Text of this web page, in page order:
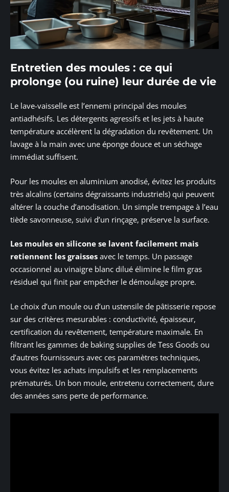
Entretien des moules : ce qui
prolonge (ou ruine) leur durée de vie
Le lave-vaisselle est l’ennemi principal des moules
antiadhésifs. Les détergents agressifs et les jets à haute
température accélèrent la dégradation du revêtement. Un
lavage à la main avec une éponge douce et un séchage
immédiat suffisent.
Pour les moules en aluminium anodisé, évitez les produits
très alcalins (certains dégraissants industriels) qui peuvent
altérer la couche d’anodisation. Un simple trempage à l’eau
tiède savonneuse, suivi d’un rinçage, préserve la surface.
Les moules en silicone se lavent facilement mais
retiennent les graisses avec le temps. Un passage
occasionnel au vinaigre blanc dilué élimine le film gras
résiduel qui finit par empêcher le démoulage propre.
Le choix d’un moule ou d’un ustensile de pâtisserie repose
sur des critères mesurables : conductivité, épaisseur,
certification du revêtement, température maximale. En
filtrant les gammes de baking supplies de Tess Goods ou
d’autres fournisseurs avec ces paramètres techniques,
vous évitez les achats impulsifs et les remplacements
prématurés. Un bon moule, entretenu correctement, dure
des années sans perte de performance.